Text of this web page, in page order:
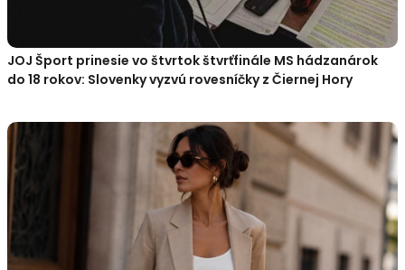
JOJ Šport prinesie vo štvrtok štvrťfinále MS hádzanárok
do 18 rokov: Slovenky vyzvú rovesníčky z Čiernej Hory